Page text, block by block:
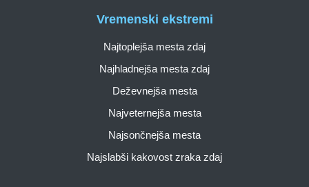
Vremenski ekstremi
Najtoplejša mesta zdaj
Najhladnejša mesta zdaj
Deževnejša mesta
Najveternejša mesta
Najsončnejša mesta
Najslabši kakovost zraka zdaj